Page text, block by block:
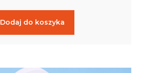
Dodaj do koszyka